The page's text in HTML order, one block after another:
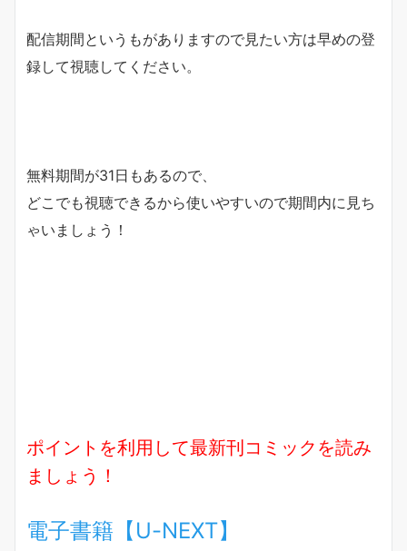
配信期間というもがありますので見たい方は早めの登
録して視聴してください。
無料期間が31日もあるので、
どこでも視聴できるから使いやすいので期間内に見ち
ゃいましょう！
ポイントを利用して最新刊コミックを読み
ましょう！
電子書籍【U-NEXT】